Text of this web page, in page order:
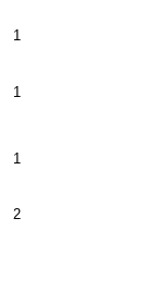
1
1
1
2